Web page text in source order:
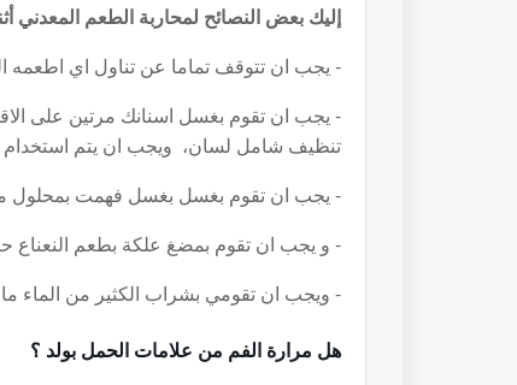
إليك بعض النصائح لمحاربة الطعم المعدني
- يجب ان تتوقف تماما عن تناول اي اطعمه
- يجب ان تقوم بغسل اسنانك مرتين على
تنظيف شامل لسان، ويجب ان يتم استخدام
- يجب ان تقوم بغسل بغسل فهمت بمحلول
- و يجب ان تقوم بمضغ علكة بطعم النعناع
- ويجب ان تقومي بشراب الكثير من الماء
هل مرارة الفم من علامات الحمل بولد ؟